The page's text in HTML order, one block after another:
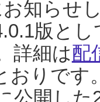
知らせ
版と
詳細は配
おりです
公開し